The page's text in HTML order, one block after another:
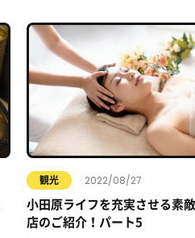
観光 2022/08/27
小田原ライフを充実させる素
店のご紹介！パート5